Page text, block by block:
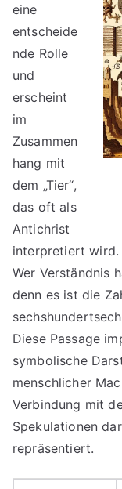
eine
entscheide
nde Rolle
und
erscheint
im
Zusammen
hang mit
dem „Tier“,
das oft als
Antichrist
interpretiert wird.
Wer Verständnis
denn es ist die
Diese Passage
symbolische
menschlicher
Verbindung mit
Spekulationen
repräsentiert.